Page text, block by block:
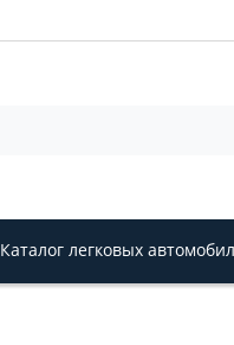
Каталог легковых